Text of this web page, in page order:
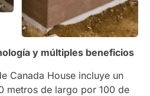
y múltiples beneficios
Canada House incluye un
metros de largo por 100 de